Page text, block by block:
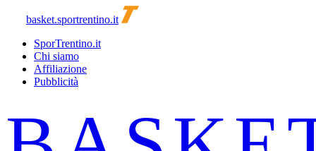
basket.sportrentino.it
SporTrentino.it
Chi siamo
Affiliazione
Pubblicità